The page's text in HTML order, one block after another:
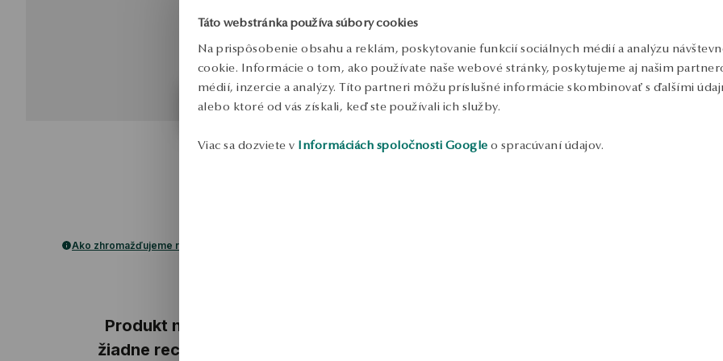
Táto webstránka používa súbory cookies
Na prispôsobenie obsahu a reklám, poskytovanie funkcií sociálnych médií a analýzu
cookie. Informácie o tom, ako používate naše webové stránky, poskytujeme aj našim
médií, inzercie a analýzy. Títo partneri môžu príslušné informácie skombinovať s ďalšími
alebo ktoré od vás získali, keď ste používali ich služby.
Viac sa dozviete v Informáciách spoločnosti Google o spracúvaní údajov.
Ako zhromažďujeme recenzie?
Produkt nemá
žiadne recenzie